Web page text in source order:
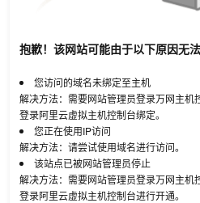
抱歉！该网站可能由于以下原因无法
您访问的域名未绑定至主机
解决方法：需要网站管理员登录万网主机
登录阿里云虚拟主机控制台绑定。
您正在使用IP访问
解决方法：请尝试使用域名进行访问。
该站点已被网站管理员停止
解决方法：需要网站管理员登录万网主机
登录阿里云虚拟主机控制台进行开通。